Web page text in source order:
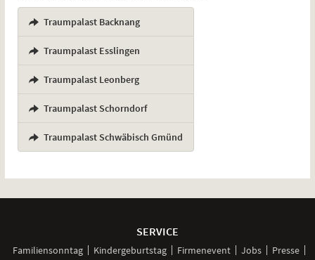
Traumpalast Backnang
Traumpalast Esslingen
Traumpalast Leonberg
Traumpalast Schorndorf
Traumpalast Schwäbisch Gmünd
SERVICE
Familiensonntag Kindergeburtstag Firmenevent Jobs Presse